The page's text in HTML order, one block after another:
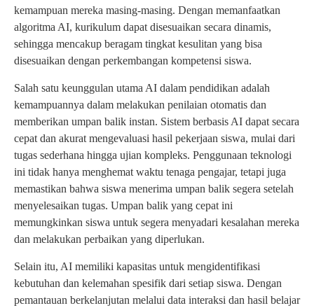
kemampuan mereka masing-masing. Dengan memanfaatkan
algoritma AI, kurikulum dapat disesuaikan secara dinamis,
sehingga mencakup beragam tingkat kesulitan yang bisa
disesuaikan dengan perkembangan kompetensi siswa.
Salah satu keunggulan utama AI dalam pendidikan adalah
kemampuannya dalam melakukan penilaian otomatis dan
memberikan umpan balik instan. Sistem berbasis AI dapat secara
cepat dan akurat mengevaluasi hasil pekerjaan siswa, mulai dari
tugas sederhana hingga ujian kompleks. Penggunaan teknologi
ini tidak hanya menghemat waktu tenaga pengajar, tetapi juga
memastikan bahwa siswa menerima umpan balik segera setelah
menyelesaikan tugas. Umpan balik yang cepat ini
memungkinkan siswa untuk segera menyadari kesalahan mereka
dan melakukan perbaikan yang diperlukan.
Selain itu, AI memiliki kapasitas untuk mengidentifikasi
kebutuhan dan kelemahan spesifik dari setiap siswa. Dengan
pemantauan berkelanjutan melalui data interaksi dan hasil belajar